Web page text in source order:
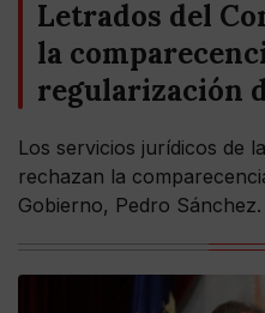
Letrados del
la
regularización
Los servicios jurídicos de
rechazan la
Gobierno, Pedro Sánchez.